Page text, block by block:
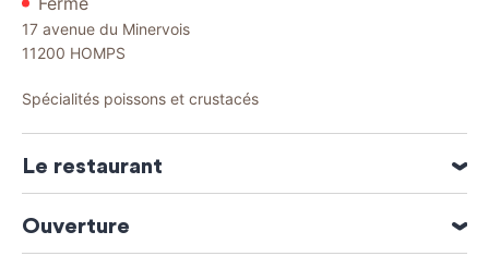
17 avenue du Minervois
11200 HOMPS
Spécialités poissons et crustacés
Le restaurant
Ouverture